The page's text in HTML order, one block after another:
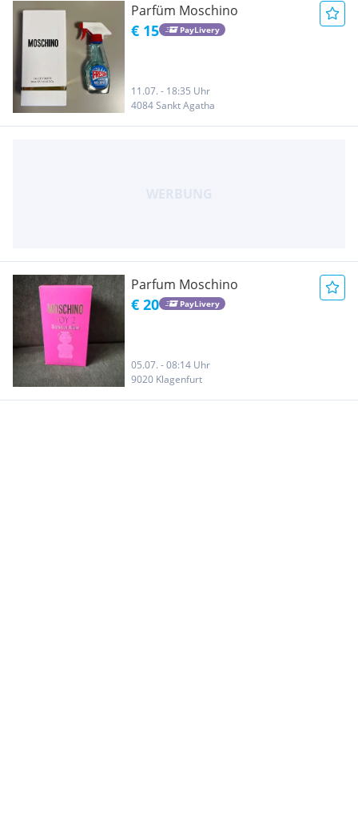
Parfüm Moschino
€ 15 PayLivery
11.07. - 18:35 Uhr
4084 Sankt Agatha
Parfum Moschino
€ 20 PayLivery
05.07. - 08:14 Uhr
9020 Klagenfurt